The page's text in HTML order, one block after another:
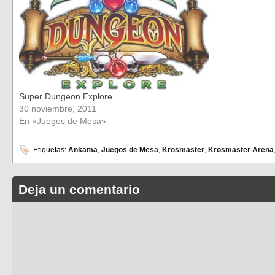
Super Dungeon Explore
30 noviembre, 2011
En «Juegos de Mesa»
Etiquetas: Ankama, Juegos de Mesa, Krosmaster, Krosmaster Arena
Deja un comentario